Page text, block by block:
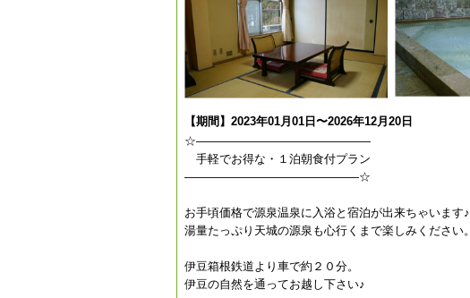
【期間】2023年01月01日〜2026年12月20日
☆———————————————
手軽でお得な・１泊朝食付プラン
———————————————☆
お手頃価格で源泉温泉に入浴と宿泊が出来ちゃいます♪
湯量たっぷり天城の源泉も心行くまで楽しみください。
伊豆箱根鉄道より車で約２０分。
伊豆の自然を通ってお越し下さい♪